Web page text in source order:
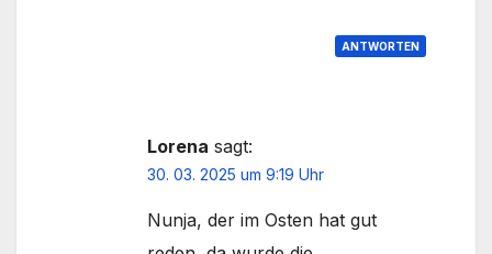
ANTWORTEN
Lorena sagt:
30. 03. 2025 um 9:19 Uhr
Nunja, der im Osten hat gut